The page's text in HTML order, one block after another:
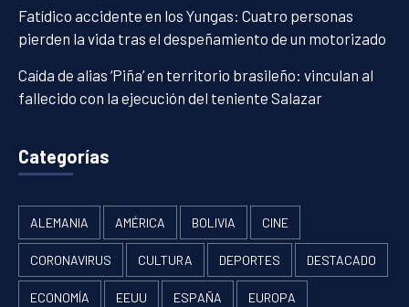
Fatídico accidente en los Yungas: Cuatro personas
pierden la vida tras el despeñamiento de un motorizado
Caída de alias ‘Piña’ en territorio brasileño: vinculan al
fallecido con la ejecución del teniente Salazar
Categorías
ALEMANIA AMÉRICA BOLIVIA CINE
CORONAVIRUS CULTURA DEPORTES DESTACADO
ECONOMÍA EEUU ESPAÑA EUROPA